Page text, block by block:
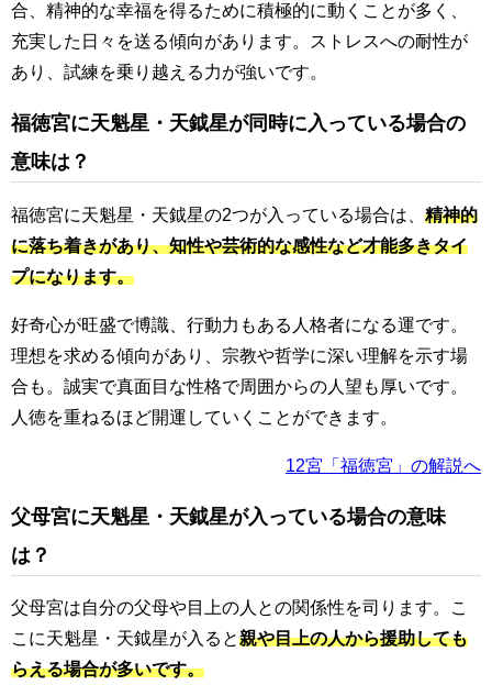
合、精神的な幸福を得るために積極的に動くことが多く、
充実した日々を送る傾向があります。ストレスへの耐性が
あり、試練を乗り越える力が強いです。
福徳宮に天魁星・天鉞星が同時に入っている場合の
意味は？
福徳宮に天魁星・天鉞星の2つが入っている場合は、 精神的
に落ち着きがあり、知性や芸術的な感性など才能多きタイ
プになります。
好奇心が旺盛で博識、行動力もある人格者になる運です。
理想を求める傾向があり、宗教や哲学に深い理解を示す場
合も。誠実で真面目な性格で周囲からの人望も厚いです。
人徳を重ねるほど開運していくことができます。
12宮「福徳宮」の解説へ
父母宮に天魁星・天鉞星が入っている場合の意味
は？
父母宮は自分の父母や目上の人との関係性を司ります。こ
こに天魁星・天鉞星が入ると親や目上の人から援助しても
らえる場合が多いです。